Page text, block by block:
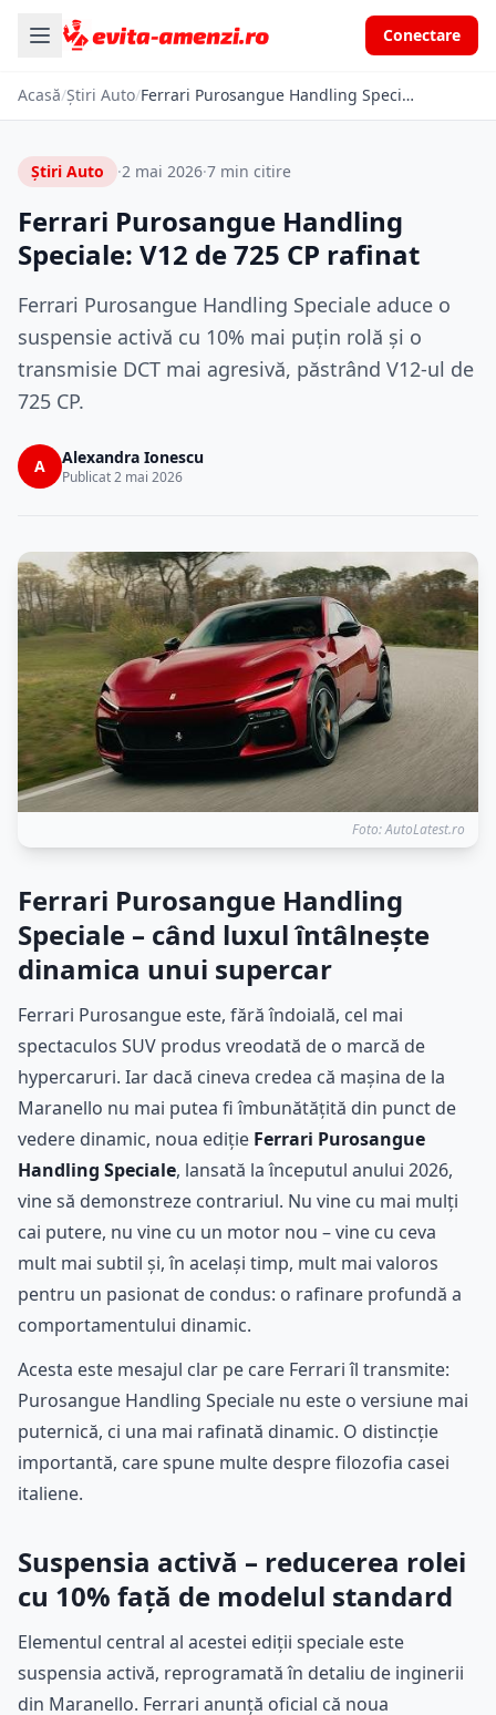
Conectare
Acasă/Știri Auto/ Ferrari Purosangue Handling Speciale: V12 de 725 CP rafinat
Știri Auto ·2 mai 2026·7 min citire
Ferrari Purosangue Handling
Speciale: V12 de 725 CP rafinat
Ferrari Purosangue Handling Speciale aduce o
suspensie activă cu 10% mai puțin rolă și o
transmisie DCT mai agresivă, păstrând V12-ul de
725 CP.
A Alexandra Ionescu
Publicat 2 mai 2026
Foto: AutoLatest.ro
Ferrari Purosangue Handling
Speciale – când luxul întâlnește
dinamica unui supercar
Ferrari Purosangue este, fără îndoială, cel mai
spectaculos SUV produs vreodată de o marcă de
hypercaruri. Iar dacă cineva credea că mașina de la
Maranello nu mai putea fi îmbunătățită din punct de
vedere dinamic, noua ediție Ferrari Purosangue
Handling Speciale, lansată la începutul anului 2026,
vine să demonstreze contrariul. Nu vine cu mai mulți
cai putere, nu vine cu un motor nou – vine cu ceva
mult mai subtil și, în același timp, mult mai valoros
pentru un pasionat de condus: o rafinare profundă a
comportamentului dinamic.
Acesta este mesajul clar pe care Ferrari îl transmite:
Purosangue Handling Speciale nu este o versiune mai
puternică, ci una mai rafinată dinamic. O distincție
importantă, care spune multe despre filozofia casei
italiene.
Suspensia activă – reducerea rolei
cu 10% față de modelul standard
Elementul central al acestei ediții speciale este
suspensia activă, reprogramată în detaliu de inginerii
din Maranello. Ferrari anunță oficial că noua